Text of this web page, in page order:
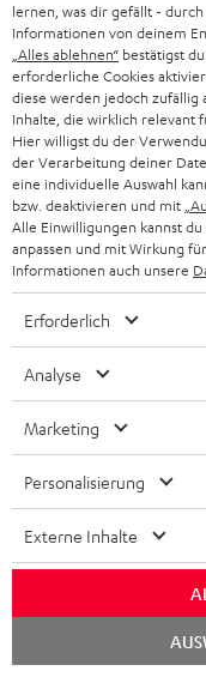
N
e
w
s
l
e
t
t
e
a
n
e
l
d
u
Wähle deinen
Melde dich für
CHF 45 als
EMAIL
WIDGET
Kategorien
HEIMKINO-
Unternehmen
SUPPORT
KARRIERE
PRESSE & MARKETING
Teufel Onlineshops
lernen, was dir gefällt -
Informationen von deinem
„Alles ablehnen“ bestätigst
erforderliche Cookies
diese werden jedoch zufällig
Inhalte, die wirklich relevant
Hier willigst du der
der Verarbeitung deiner
eine individuelle Auswahl
bzw. deaktivieren und mit
Alle Einwilligungen kannst
anpassen und mit Wirkung
Informationen auch unsere
Erforderlich
Analyse
Marketing
Personalisierung
Externe Inhalte